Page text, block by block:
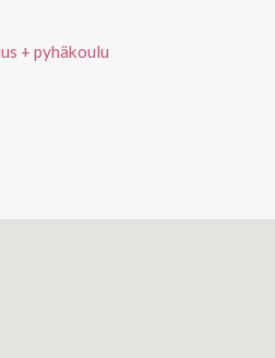
+ pyhäkoulu